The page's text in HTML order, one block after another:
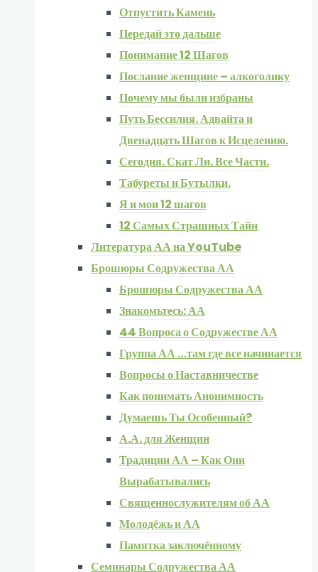
Отпустить Камень
Передай это дальше
Понимание 12 Шагов
Послание женщине – алкоголику
Почему мы были избраны
Путь Бессилия. Адвайта и
Двенадцать Шагов к Исцелению.
Сегодня. Скат Ли. Все Части.
Табуреты и Бутылки.
Я и мои 12 шагов
12 Самых Страшных Тайн
Литература АА на YouTube
Брошюры Содружества АА
Брошюры Содружества АА
Знакомьтесь: АА
44 Вопроса о Содружестве АА
Группа АА …там где все начинается
Вопросы о Наставничестве
Как понимать Анонимность
Думаешь Ты Особенный?
А.А. для Женщин
Традиции АА – Как Они
Вырабатывались
Священнослужителям об АА
Молодёжь и АА
Памятка заключённому
Семинары Содружества АА